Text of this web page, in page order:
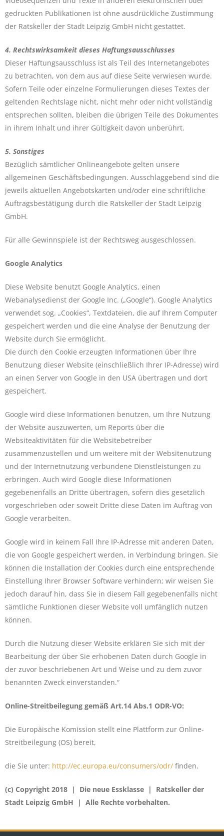
gedruckten Publikationen ist ohne ausdrückliche Zustimmung
der Ratskeller der Stadt Leipzig GmbH nicht gestattet.
4. Rechtswirksamkeit dieses Haftungsausschlusses
Dieser Haftungsausschluss ist als Teil des Internetangebotes
zu betrachten, von dem aus auf diese Seite verwiesen wurde.
Sofern Teile oder einzelne Formulierungen dieses Textes der
geltenden Rechtslage nicht, nicht mehr oder nicht vollständig
entsprechen sollten, bleiben die übrigen Teile des Dokumentes
in ihrem Inhalt und ihrer Gültigkeit davon unberührt.
5. Sonstiges
Bezüglich sämtlicher Onlineangebote gelten unsere
allgemeinen Geschäftsbedingungen. Ausschlaggebend sind die
jeweils aktuellen Angebotskarten und/oder eine schriftliche
Auftragsbestätigung durch die Ratskeller der Stadt Leipzig
GmbH.
Für alle Gewinnspiele ist der Rechtsweg ausgeschlossen.
Google Analytics
Diese Website benutzt Google Analytics, einen
Webanalysedienst der Google Inc. („Google“). Google Analytics
verwendet sog. „Cookies“, Textdateien, die auf Ihrem Computer
gespeichert werden und die eine Analyse der Benutzung der
Website durch Sie ermöglicht.
Die durch den Cookie erzeugten Informationen über Ihre
Benutzung dieser Website (einschließlich Ihrer IP-Adresse) wird
an einen Server von Google in den USA übertragen und dort
gespeichert.
Google wird diese Informationen benutzen, um Ihre Nutzung
der Website auszuwerten, um Reports über die
Websiteaktivitäten für die Websitebetreiber
zusammenzustellen und um weitere mit der Websitenutzung
und der Internetnutzung verbundene Dienstleistungen zu
erbringen. Auch wird Google diese Informationen
gegebenenfalls an Dritte übertragen, sofern dies gesetzlich
vorgeschrieben oder soweit Dritte diese Daten im Auftrag von
Google verarbeiten.
Google wird in keinem Fall Ihre IP-Adresse mit anderen Daten,
die von Google gespeichert werden, in Verbindung bringen. Sie
können die Installation der Cookies durch eine entsprechende
Einstellung Ihrer Browser Software verhindern; wir weisen Sie
jedoch darauf hin, dass Sie in diesem Fall gegebenenfalls nicht
sämtliche Funktionen dieser Website voll umfänglich nutzen
können.
Durch die Nutzung dieser Website erklären Sie sich mit der
Bearbeitung der über Sie erhobenen Daten durch Google in
der zuvor beschriebenen Art und Weise und zu dem zuvor
benannten Zweck einverstanden.“
Online-Streitbeilegung gemäß Art.14 Abs.1 ODR-VO:
Die Europäische Komission stellt eine Plattform zur Online-
Streitbeilegung (OS) bereit,
die Sie unter: http://ec.europa.eu/consumers/odr/ finden.
(c) Copyright 2018 | Die neue Essklasse | Ratskeller der
Stadt Leipzig GmbH | Alle Rechte vorbehalten.